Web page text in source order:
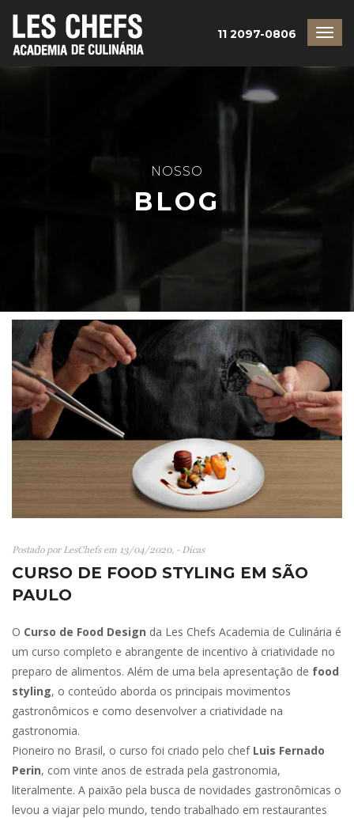
11 2097-0806
NOSSO
BLOG
Postado por LesChefs em 13/04/2020, - Dicas
CURSO DE FOOD STYLING EM SÃO
PAULO
O Curso de Food Design da Les Chefs Academia de Culinária é
um curso completo e abrangente de incentivo à criatividade no
preparo de alimentos. Além de uma bela apresentação de food
styling, o conteúdo aborda os principais movimentos
gastronômicos e como desenvolver a criatividade na
gastronomia.
Pioneiro no Brasil, o curso foi criado pelo chef Luis Fernado
Perin, com vinte anos de estrada pela gastronomia,
literalmente. A paixão pela busca de novidades gastronômicas o
levou a viajar pelo mundo, tendo trabalhado em restaurantes